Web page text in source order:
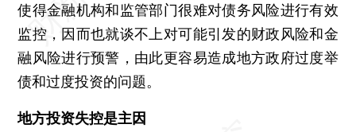
使得金融机构和监管部门很难对债务风险进行有效
监控，因而也就谈不上对可能引发的财政风险和金
融风险进行预警，由此更容易造成地方政府过度举
债和过度投资的问题。
地方投资失控是主因